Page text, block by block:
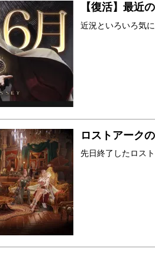
【復活】最近
近況といろいろ気
ロストアーク
先日終了したロス